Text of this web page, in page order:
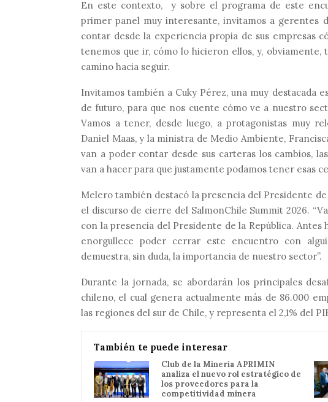
En este contexto, y sobre el programa de este
primer panel muy interesante, invitamos a gerentes
contar desde la experiencia propia de sus empresas
tenemos que ir, cómo lo hicieron ellos, y, obviamente,
camino hacia seguir.
Invitamos también a Cuky Pérez, una muy destacada
de futuro, para que nos cuente cómo ve a nuestro
Vamos a tener, desde luego, a protagonistas muy
Daniel Maas, y la ministra de Medio Ambiente,
van a poder contar desde sus carteras los cambios,
van a hacer para que justamente podamos tener esas
Melero también destacó la presencia del Presidente
el discurso de cierre del SalmonChile Summit 2026.
con la presencia del Presidente de la República.
enorgullece poder cerrar este encuentro con
demuestra, sin duda, la importancia de nuestro sector”.
Durante la jornada, se abordarán los principales
chileno, el cual genera actualmente más de 86.000
las regiones del sur de Chile, y representa el 2,1% del
También te puede interesar
Club de la Minería APRIMIN
analiza el nuevo rol estratégico de
los proveedores para la
competitividad minera